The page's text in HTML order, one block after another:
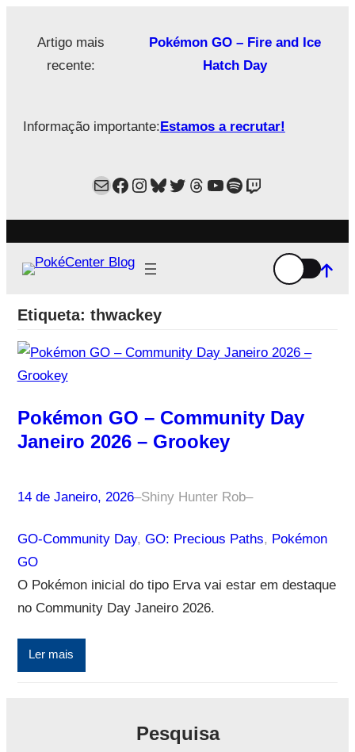
Artigo mais
recente:
Pokémon GO – Fire and Ice
Hatch Day
Informação importante:Estamos a recrutar!
MailFacebook
Instagram
Bluesky
Twitter
Estamos no Threads!
YouTube
Spotify
Twitch
Etiqueta: thwackey
Pokémon GO – Community Day
Janeiro 2026 – Grookey
14 de Janeiro, 2026–Shiny Hunter Rob–
GO-Community Day, GO: Precious Paths, Pokémon
GO
O Pokémon inicial do tipo Erva vai estar em destaque
no Community Day Janeiro 2026.
Ler mais
Pesquisa